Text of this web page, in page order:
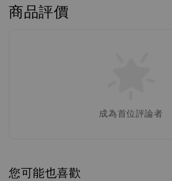
商品評價
成為首位評論者
您可能也喜歡